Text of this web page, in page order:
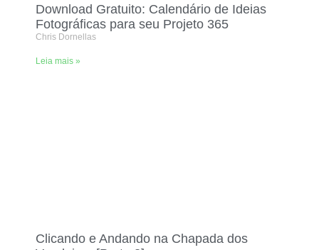
Download Gratuito: Calendário de Ideias
Fotográficas para seu Projeto 365
Chris Dornellas
Leia mais »
Clicando e Andando na Chapada dos